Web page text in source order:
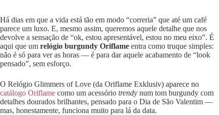
Há dias em que a vida está tão em modo “correria” que até um café
parece um luxo. E, mesmo assim, queremos aquele detalhe que nos
devolve a sensação de “ok, estou apresentável, estou no meu eixo”. É
aqui que um relógio burgundy Oriflame entra como truque simples:
não é só para ver as horas — é para dar aquele acabamento de “look
pensado”, sem esforço.
O Relógio Glimmers of Love (da Oriflame Exklusiv) aparece no
catálogo Oriflame como um acessório trendy num tom burgundy com
detalhes dourados brilhantes, pensado para o Dia de São Valentim —
mas, honestamente, funciona muito para lá da data.